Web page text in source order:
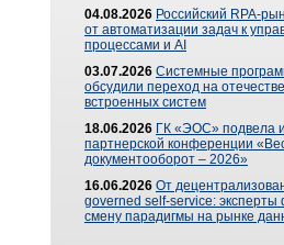
04.08.2026 Российский RPA-
от автоматизации задач к
процессами и AI
03.07.2026 Системные
обсудили переход на
встроенных систем
18.06.2026 ГК «ЭОС» подвела
партнерской конференции
документооборот – 2026»
16.06.2026 От
governed self-service: эксперты
смену парадигмы на рынке